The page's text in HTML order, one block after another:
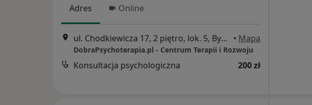
Adres Online
ul. Chodkiewicza 17, 2 piętro, lok. 5, Bydgoszcz • Mapa
DobraPsychoterapia.pl - Centrum Terapii i Rozwoju
Konsultacja psychologiczna 200 zł